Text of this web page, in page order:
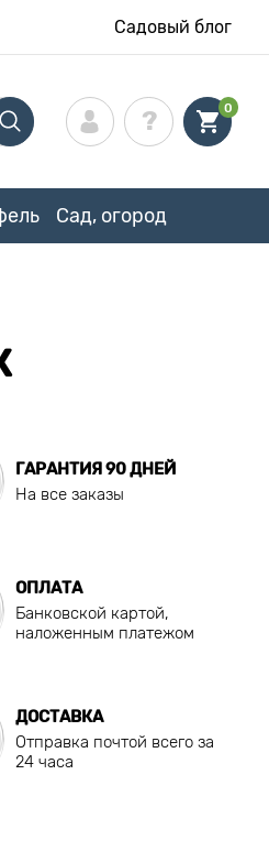
Садовый блог
0
Сад, огород
ГАРАНТИЯ 90 ДНЕЙ
На все заказы
ОПЛАТА
Банковской картой,
наложенным платежом
ДОСТАВКА
Отправка почтой всего за
24 часа